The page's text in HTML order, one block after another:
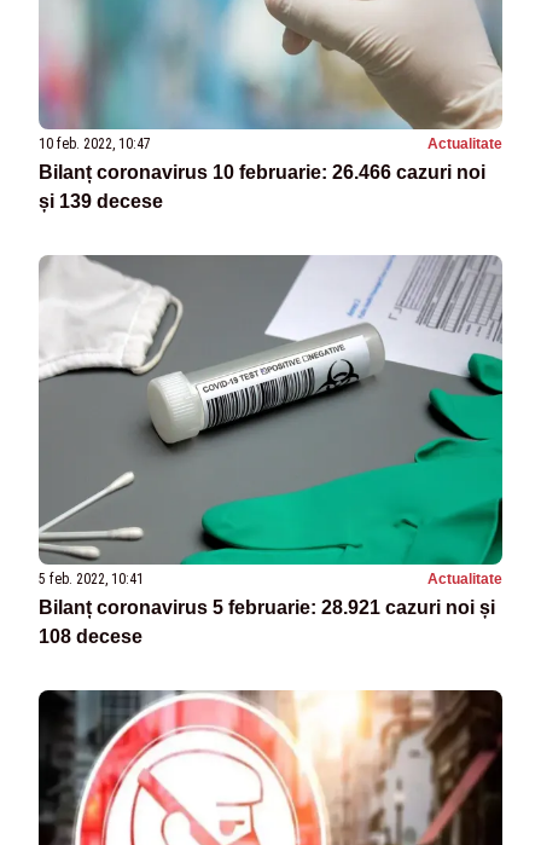
10 feb. 2022, 10:47 Actualitate
Bilanț coronavirus 10 februarie: 26.466 cazuri noi
și 139 decese
5 feb. 2022, 10:41 Actualitate
Bilanț coronavirus 5 februarie: 28.921 cazuri noi și
108 decese